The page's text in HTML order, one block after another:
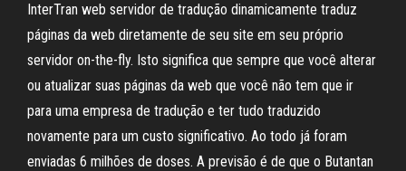
InterTran web servidor de tradução dinamicamente traduz
páginas da web diretamente de seu site em seu próprio
servidor on-the-fly. Isto significa que sempre que você alterar
ou atualizar suas páginas da web que você não tem que ir
para uma empresa de tradução e ter tudo traduzido
novamente para um custo significativo. Ao todo já foram
enviadas 6 milhões de doses. A previsão é de que o Butantan